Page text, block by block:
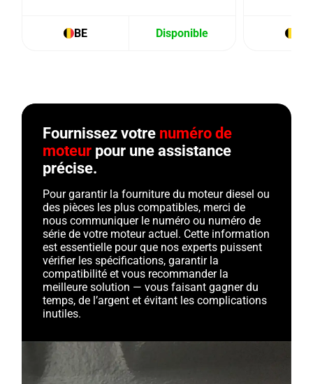
BE Disponible
Fournissez votre numéro de
moteur pour une assistance
précise.
Pour garantir la fourniture du moteur diesel ou
des pièces les plus compatibles, merci de
nous communiquer le numéro ou numéro de
série de votre moteur actuel. Cette information
est essentielle pour que nos experts puissent
vérifier les spécifications, garantir la
compatibilité et vous recommander la
meilleure solution — vous faisant gagner du
temps, de l’argent et évitant les complications
inutiles.